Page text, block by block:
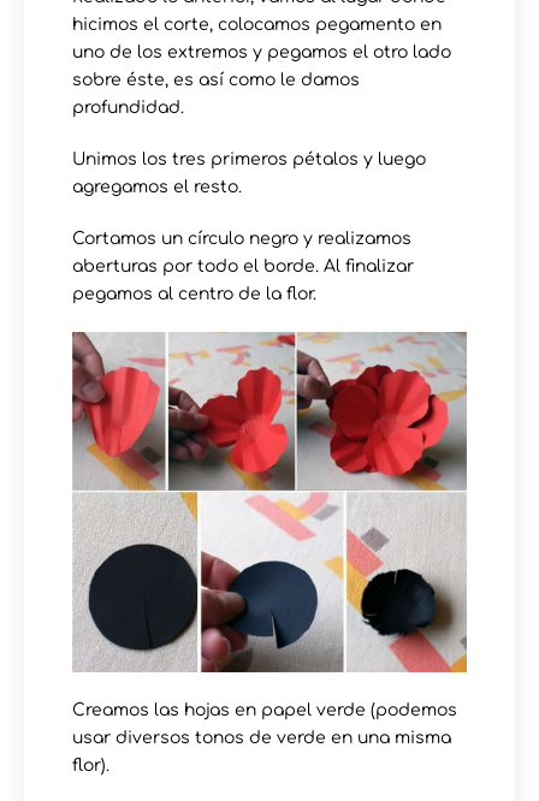
hicimos el corte, colocamos pegamento en
uno de los extremos y pegamos el otro lado
sobre éste, es así como le damos
profundidad.
Unimos los tres primeros pétalos y luego
agregamos el resto.
Cortamos un círculo negro y realizamos
aberturas por todo el borde. Al finalizar
pegamos al centro de la flor.
Creamos las hojas en papel verde (podemos
usar diversos tonos de verde en una misma
flor).